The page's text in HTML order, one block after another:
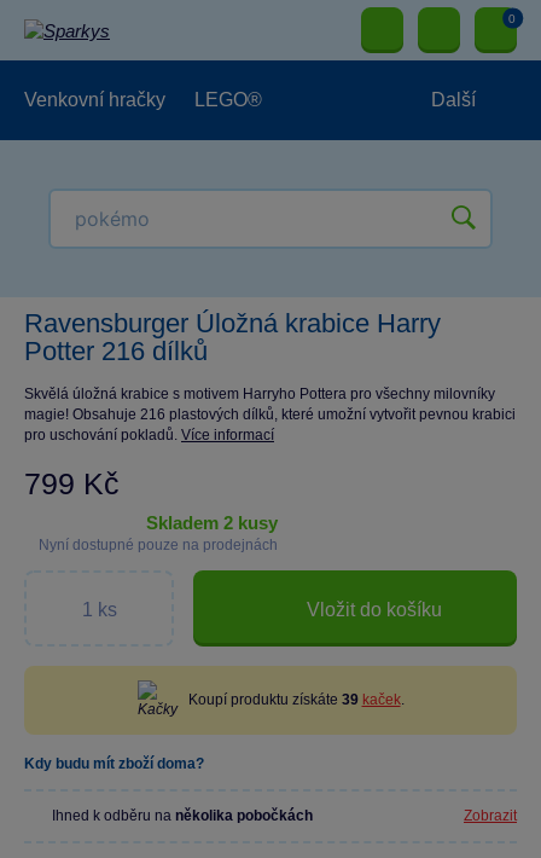
0
Venkovní hračky LEGO® Další
Ravensburger Úložná krabice Harry
Potter 216 dílků
Skvělá úložná krabice s motivem Harryho Pottera pro všechny milovníky
magie! Obsahuje 216 plastových dílků, které umožní vytvořit pevnou krabici
pro uschování pokladů. Více informací
799 Kč
skladem 2 kusy
Nyní dostupné pouze na prodejnách
Vložit do košíku
Koupí produktu získáte 39 kaček.
Kdy budu mít zboží doma?
Ihned k odběru na několika pobočkách Zobrazit